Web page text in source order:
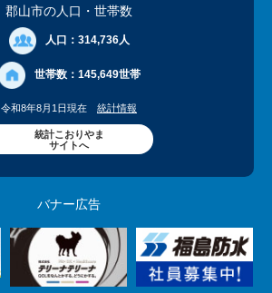
郡山市の人口 ・世帯数
人口： 314,736人
世帯数： 145,649世帯
令和8年8月1日現在 統計情報
統計こおりやま
サイトへ
バナー広告